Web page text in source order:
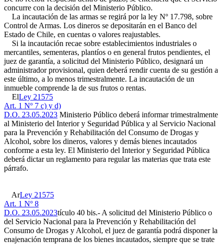
concurre con la decisión del Ministerio Público.
La incautación de las armas se regirá por la ley Nº 17.798, sobre
Control de Armas. Los dineros se depositarán en el Banco del
Estado de Chile, en cuentas o valores reajustables.
Si la incautación recae sobre establecimientos industriales o
mercantiles, sementeras, plantíos o en general frutos pendientes, el
juez de garantía, a solicitud del Ministerio Público, designará un
administrador provisional, quien deberá rendir cuenta de su gestión a
este último, a lo menos trimestralmente. La incautación de un
inmueble comprende la de sus frutos o rentas.
ElLey 21575
Art. 1 Nº 7 c) y d)
D.O. 23.05.2023 Ministerio Público deberá informar trimestralmente
al Ministerio del Interior y Seguridad Pública y al Servicio Nacional
para la Prevención y Rehabilitación del Consumo de Drogas y
Alcohol, sobre los dineros, valores y demás bienes incautados
conforme a esta ley. El Ministerio del Interior y Seguridad Pública
deberá dictar un reglamento para regular las materias que trata este
párrafo.
ArLey 21575
Art. 1 Nº 8
D.O. 23.05.2023tículo 40 bis.- A solicitud del Ministerio Público o
del Servicio Nacional para la Prevención y Rehabilitación del
Consumo de Drogas y Alcohol, el juez de garantía podrá disponer la
enajenación temprana de los bienes incautados, siempre que se trate